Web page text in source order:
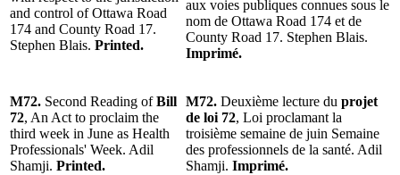
and control of Ottawa Road
174 and County Road 17.
Stephen Blais. Printed.
aux voies publiques connues sous le
nom de Ottawa Road 174 et de
County Road 17. Stephen Blais.
Imprimé.
M72. Second Reading ofBill
72, An Act to proclaim the
third week in June as Health
Professionals' Week. Adil
Shamji. Printed.
M72. Deuxième lecture du projet
de loi 72, Loi proclamant la
troisième semaine de juin Semaine
des professionnels de la santé. Adil
Shamji. Imprimé.